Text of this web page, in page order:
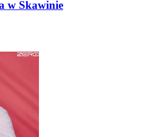
w Skawinie